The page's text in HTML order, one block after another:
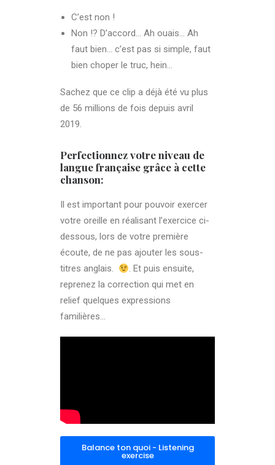
C’est non !
Non !? D’accord… Ah ouais… Ah
faut bien… c’est pas si simple, faut
bien choper le truc, hein…
Sachez que ce clip a déjà été vu plus
de 56 millions de fois depuis avril
2019.
Perfectionnez votre niveau de
langue française grâce à cette
chanson:
Il est important pour pouvoir exercer
votre oreille en réalisant l’exercice ci-
dessous, lors de votre première
écoute, de ne pas ajouter les sous-
titres anglais.
. Et puis ensuite,
reprenez la correction qui met en
relief quelques expressions
familières…
Balance ton quoi - Listening
exercise